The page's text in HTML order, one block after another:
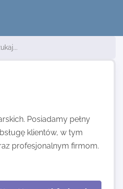
Posiadamy pełny
klientów, w tym
profesjonalnym firmom.